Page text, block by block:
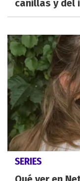
canillas y del
SERIES